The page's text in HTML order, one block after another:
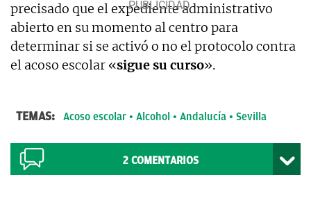
precisado que el expediente administrativo
abierto en su momento al centro para
determinar si se activó o no el protocolo contra
el acoso escolar «sigue su curso».
TEMAS: Acoso escolar Alcohol Andalucía Sevilla
2 COMENTARIOS